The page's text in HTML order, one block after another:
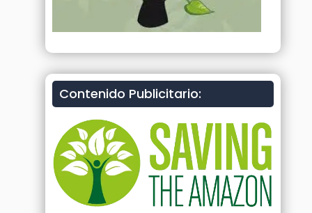
Contenido Publicitario: